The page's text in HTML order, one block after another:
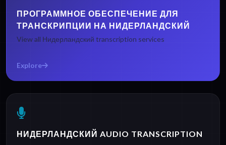
ПРОГРАММНОЕ ОБЕСПЕЧЕНИЕ ДЛЯ
ТРАНСКРИПЦИИ НА НИДЕРЛАНДСКИЙ
View all Нидерландский transcription services
Explore
НИДЕРЛАНДСКИЙ AUDIO TRANSCRIPTION